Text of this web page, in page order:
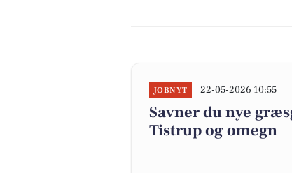
JOBNYT 22-05-2026 10:55
Savner du nye
Tistrup og omegn